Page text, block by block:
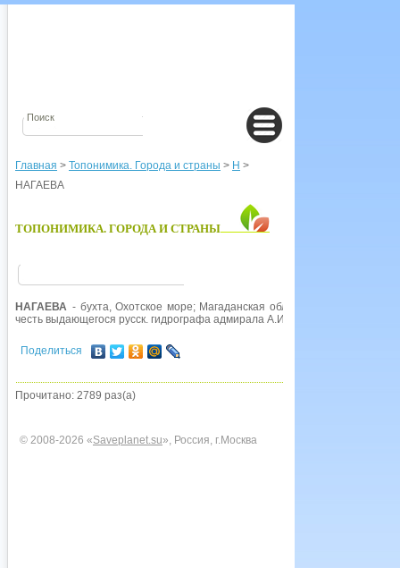
Главная > Топонимика. Города и страны > Н >
НАГАЕВА
ТОПОНИМИКА. ГОРОДА И СТРАНЫ
НАГАЕВА - бухта, Охотское море; Магаданская обл. Первоначальное
честь выдающегося русск. гидрографа адмирала А.И.
Поделиться
Прочитано: 2789 раз(а)
© 2008-2026 «Saveplanet.su», Россия, г.Москва